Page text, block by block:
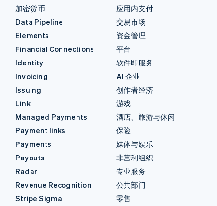
加密货币
Data Pipeline
Elements
Financial Connections
Identity
Invoicing
Issuing
Link
Managed Payments
Payment links
Payments
Payouts
Radar
Revenue Recognition
Stripe Sigma
应用内支付
交易市场
资金管理
平台
软件即服务
AI 企业
创作者经济
游戏
酒店、旅游与休闲
保险
媒体与娱乐
非营利组织
专业服务
公共部门
零售